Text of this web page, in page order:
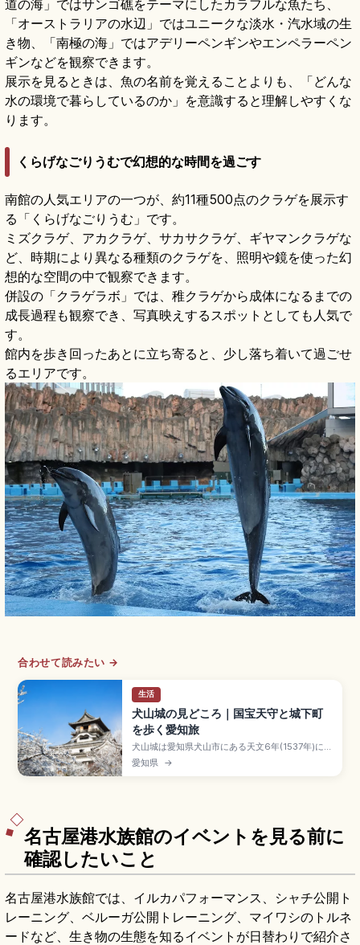
道の海」ではサンゴ礁をテーマにしたカラフルな魚たち、
「オーストラリアの水辺」ではユニークな淡水・汽水域の生
き物、「南極の海」ではアデリーペンギンやエンペラーペン
ギンなどを観察できます。
展示を見るときは、魚の名前を覚えることよりも、「どんな
水の環境で暮らしているのか」を意識すると理解しやすくな
ります。
くらげなごりうむで幻想的な時間を過ごす
南館の人気エリアの一つが、約11種500点のクラゲを展示す
る「くらげなごりうむ」です。
ミズクラゲ、アカクラゲ、サカサクラゲ、ギヤマンクラゲな
ど、時期により異なる種類のクラゲを、照明や鏡を使った幻
想的な空間の中で観察できます。
併設の「クラゲラボ」では、稚クラゲから成体になるまでの
成長過程も観察でき、写真映えするスポットとしても人気で
す。
館内を歩き回ったあとに立ち寄ると、少し落ち着いて過ごせ
るエリアです。
合わせて読みたい →
生活
犬山城の見どころ｜国宝天守と城下町
を歩く愛知旅
犬山城は愛知県犬山市にある天文6年(1537年)に織
田信康が築城したと伝わる天守が国宝の名城で、
姫路・松本・彦根・松江と並ぶ国宝五城のひとつ
愛知県 →
名古屋港水族館のイベントを見る前に
確認したいこと
名古屋港水族館では、イルカパフォーマンス、シャチ公開ト
レーニング、ベルーガ公開トレーニング、マイワシのトルネ
ードなど、生き物の生態を知るイベントが日替わりで紹介さ